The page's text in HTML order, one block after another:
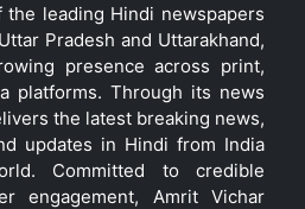
leading Hindi newspapers
Pradesh and Uttarakhand,
presence across print,
platforms. Through its news
the latest breaking news,
updates in Hindi from India
Committed to credible
engagement, Amrit Vichar